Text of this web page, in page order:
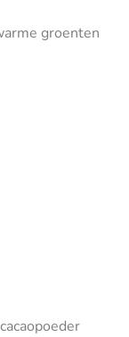
groenten